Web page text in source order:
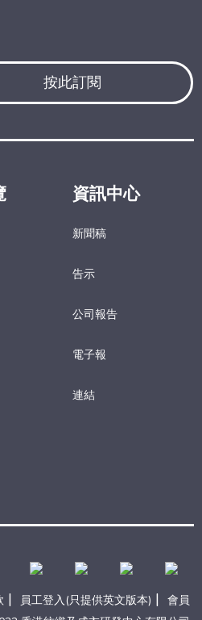
按此訂閱
資訊中心
新聞稿
告示
公司報告
電子報​
連結
| 員工登入(只提供英文版本) | 會員